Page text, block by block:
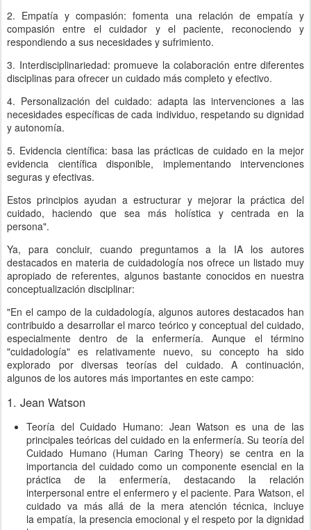
2. Empatía y compasión: fomenta una relación de empatía y
compasión entre el cuidador y el paciente, reconociendo y
respondiendo a sus necesidades y sufrimiento.
3. Interdisciplinariedad: promueve la colaboración entre diferentes
disciplinas para ofrecer un cuidado más completo y efectivo.
4. Personalización del cuidado: adapta las intervenciones a las
necesidades específicas de cada individuo, respetando su dignidad
y autonomía.
5. Evidencia científica: basa las prácticas de cuidado en la mejor
evidencia científica disponible, implementando intervenciones
seguras y efectivas.
Estos principios ayudan a estructurar y mejorar la práctica del
cuidado, haciendo que sea más holística y centrada en la
persona".
Ya, para concluir, cuando preguntamos a la IA los autores
destacados en materia de cuidadología nos ofrece un listado muy
apropiado de referentes, algunos bastante conocidos en nuestra
conceptualización disciplinar:
"En el campo de la cuidadología, algunos autores destacados han
contribuido a desarrollar el marco teórico y conceptual del cuidado,
especialmente dentro de la enfermería. Aunque el término
"cuidadología" es relativamente nuevo, su concepto ha sido
explorado por diversas teorías del cuidado. A continuación,
algunos de los autores más importantes en este campo:
1. Jean Watson
Teoría del Cuidado Humano: Jean Watson es una de las
principales teóricas del cuidado en la enfermería. Su teoría del
Cuidado Humano (Human Caring Theory) se centra en la
importancia del cuidado como un componente esencial en la
práctica de la enfermería, destacando la relación
interpersonal entre el enfermero y el paciente. Para Watson, el
cuidado va más allá de la mera atención técnica, incluye
la empatía, la presencia emocional y el respeto por la dignidad